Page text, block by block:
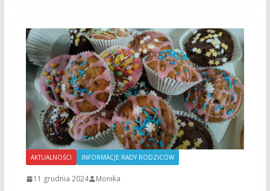
AKTUALNOŚCI INFORMACJE RADY RODZICÓW
11 grudnia 2024 Monika